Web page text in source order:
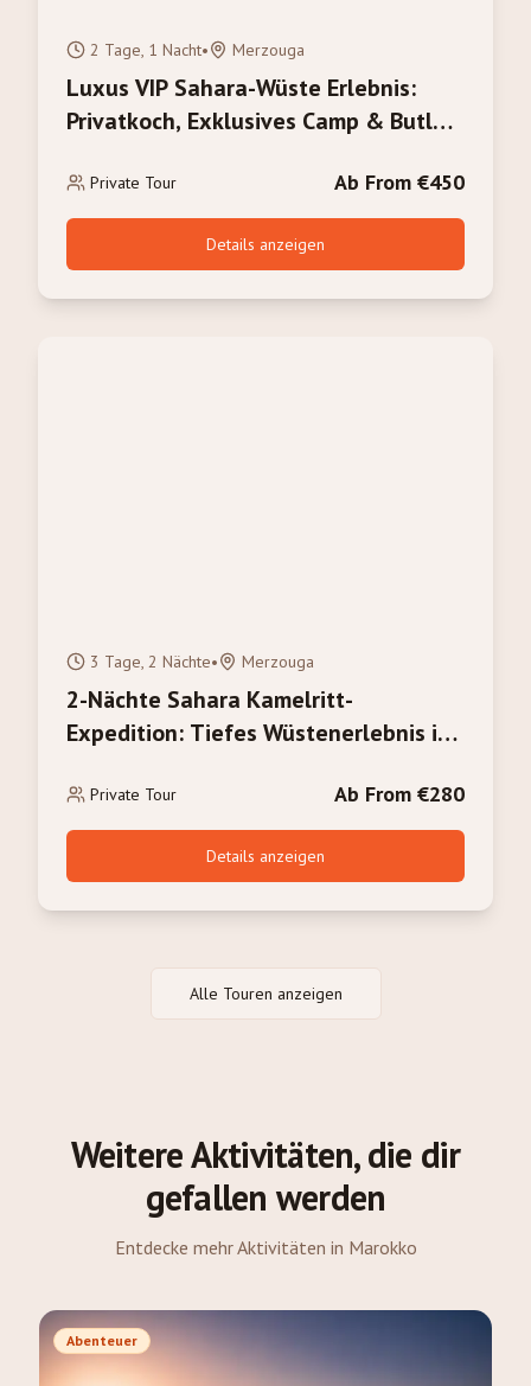
2 Tage, 1 Nacht• Merzouga
Luxus VIP Sahara-Wüste Erlebnis:
Privatkoch, Exklusives Camp & Butler-
Private Tour Ab From €450
Details anzeigen
3 Tage, 2 Nächte• Merzouga
2-Nächte Sahara Kamelritt-
Expedition: Tiefes Wüstenerlebnis in
Private Tour Ab From €280
Details anzeigen
Alle Touren anzeigen
Weitere Aktivitäten, die dir
gefallen werden
Entdecke mehr Aktivitäten in Marokko
Abenteuer